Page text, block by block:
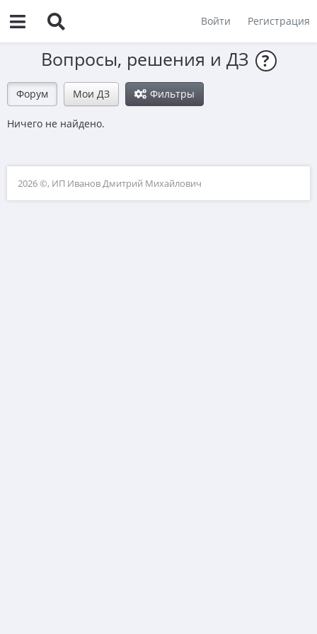
Войти Регистрация
Вопросы, решения и ДЗ ?
Форум Мои ДЗ Фильтры
Ничего не найдено.
2026 ©, ИП Иванов Дмитрий Михайлович